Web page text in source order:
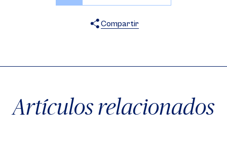
Compartir
Artículos relacionados